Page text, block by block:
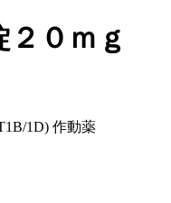
０ｍｇ
1D) 作動薬